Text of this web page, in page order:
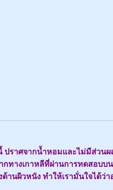
ปราศจากน้ำหอมและไม่มีส่วน
กทางเกาหลีที่ผ่านการทดสอบบ
านผิวหนัง ทำให้เรามั่นใจได้ว่